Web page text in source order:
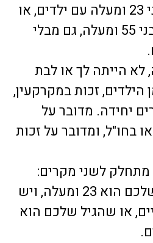
עליכם להיות בני 23 ומעלה עם ילדים, או
לחלופין להיות בני 55 ומעלה, גם מבלי
לא הייתה לך או לבת
הילדים, זכות במקרקעין,
יחידה. מדובר על
בחו"ל, ומדובר על זכות
לשני מקרים:
מקרה ראשון: הגיל שלכם הוא 23 ומעלה, ויש
או שהגיל שלכם הוא